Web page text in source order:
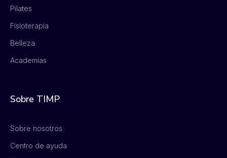
Pilates
Fisioterapia
Belleza
Academias
Sobre TIMP
Sobre nosotros
Centro de ayuda